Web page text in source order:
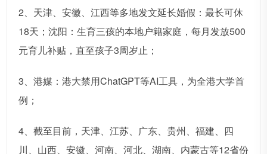
2、天津、安徽、江西等多地发文延长婚假：最长可休
18天；沈阳：生育三孩的本地户籍家庭，每月发放500
元育儿补贴，直至孩子3周岁止；
3、港媒：港大禁用ChatGPT等AI工具，为全港大学首
例；
4、截至目前，天津、江苏、广东、贵州、福建、四
川、山西、安徽、河南、河北、湖南、内蒙古等12省份